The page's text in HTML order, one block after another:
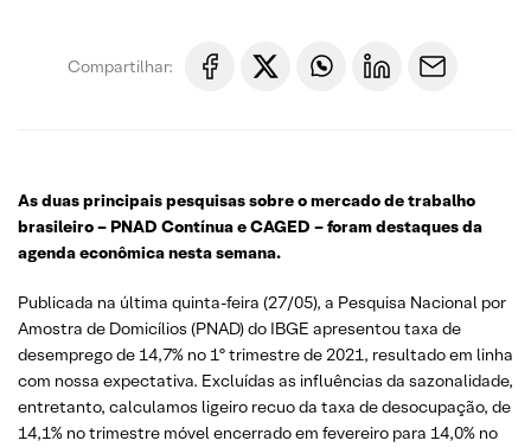
Compartilhar:
As duas principais pesquisas sobre o mercado de trabalho
brasileiro – PNAD Contínua e CAGED – foram destaques da
agenda econômica nesta semana.
Publicada na última quinta-feira (27/05), a Pesquisa Nacional por
Amostra de Domicílios (PNAD) do IBGE apresentou taxa de
desemprego de 14,7% no 1º trimestre de 2021, resultado em linha
com nossa expectativa. Excluídas as influências da sazonalidade,
entretanto, calculamos ligeiro recuo da taxa de desocupação, de
14,1% no trimestre móvel encerrado em fevereiro para 14,0% no